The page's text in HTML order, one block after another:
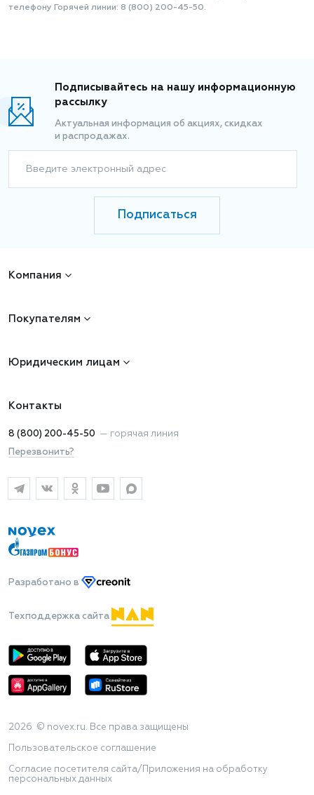
телефону Горячей линии: 8 (800) 200-45-50.
Подписывайтесь на нашу информационную
рассылку
Актуальная информация об акциях, скидках
и распродажах.
Введите электронный адрес
Подписаться
Компания
Покупателям
Юридическим лицам
Контакты
8 (800) 200-45-50 — горячая линия
Перезвонить?
Разработано в
Техподдержка сайта
2026 © novex.ru. Все права защищены
Пользовательское соглашение
Согласие посетителя сайта/Приложения на обработку
персональных данных